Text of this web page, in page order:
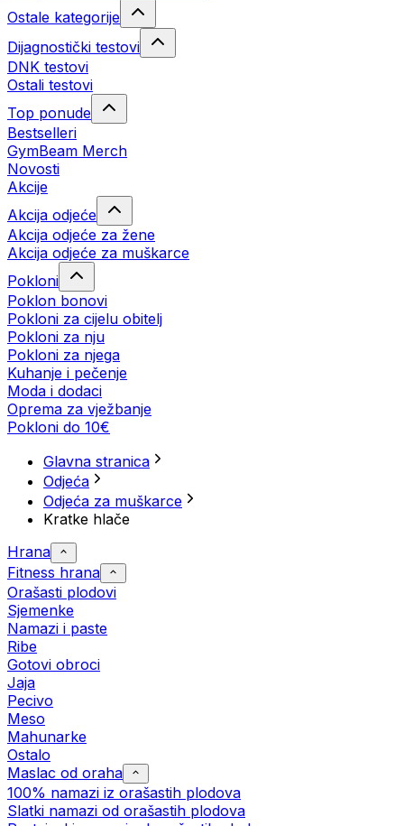
Ostale kategorije
Dijagnostički testovi
DNK testovi
Ostali testovi
Top ponude
Bestselleri
GymBeam Merch
Novosti
Akcije
Akcija odjeće
Akcija odjeće za žene
Akcija odjeće za muškarce
Pokloni
Poklon bonovi
Pokloni za cijelu obitelj
Pokloni za nju
Pokloni za njega
Kuhanje i pečenje
Moda i dodaci
Oprema za vježbanje
Pokloni do 10€
Glavna stranica
Odjeća
Odjeća za muškarce
Kratke hlače
Hrana
Fitness hrana
Orašasti plodovi
Sjemenke
Namazi i paste
Ribe
Gotovi obroci
Jaja
Pecivo
Meso
Mahunarke
Ostalo
Maslac od oraha
100% namazi iz orašastih plodova
Slatki namazi od orašastih plodova